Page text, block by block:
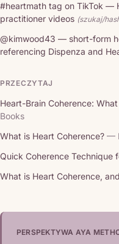
#heartmath tag on TikTok —
practitioner videos (szukaj/
@kimwood43 — short-form
referencing Dispenza and
PRZECZYTAJ
Heart-Brain Coherence:
Books
What is Heart Coherence? —
Quick Coherence Technique
What is Heart Coherence,
PERSPEKTYWA AYA